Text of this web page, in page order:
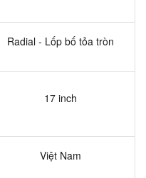
Radial - Lốp bố tỏa tròn
17 inch
Việt Nam